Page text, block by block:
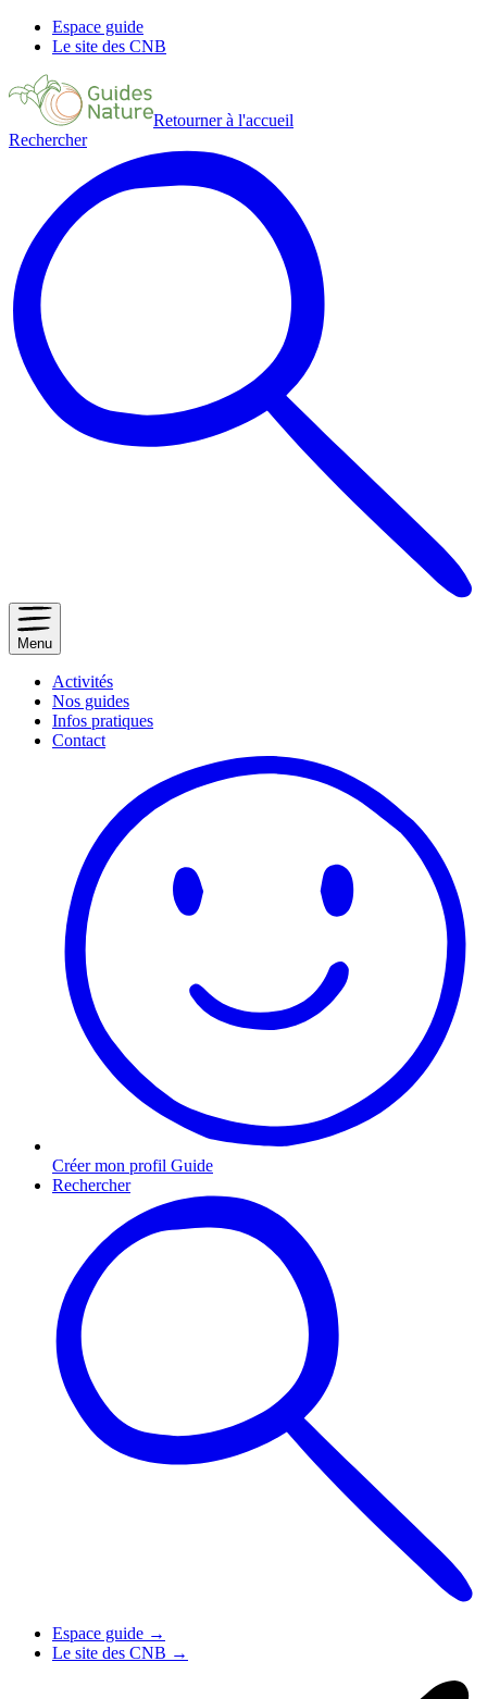
Espace guide
Le site des CNB
Retourner à l'accueil
Rechercher
Menu
Activités
Nos guides
Infos pratiques
Contact
Créer mon profil Guide
Rechercher
Espace guide →
Le site des CNB →